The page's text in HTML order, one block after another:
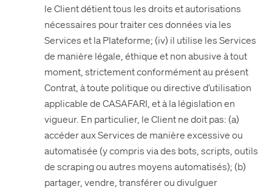
le Client détient tous les droits et autorisations
nécessaires pour traiter ces données via les
Services et la Plateforme; (iv) il utilise les Services
de manière légale, éthique et non abusive à tout
moment, strictement conformément au présent
Contrat, à toute politique ou directive d’utilisation
applicable de CASAFARI, et à la législation en
vigueur. En particulier, le Client ne doit pas: (a)
accéder aux Services de manière excessive ou
automatisée (y compris via des bots, scripts, outils
de scraping ou autres moyens automatisés); (b)
partager, vendre, transférer ou divulguer